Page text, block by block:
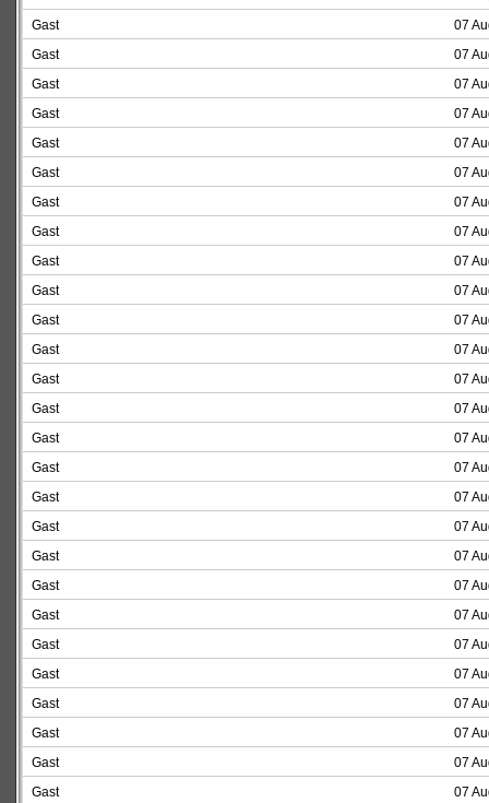
Gast
07
Gast
07
Gast
07
Gast
07
Gast
07
Gast
07
Gast
07
Gast
07
Gast
07
Gast
07
Gast
07
Gast
07
Gast
07
Gast
07
Gast
07
Gast
07
Gast
07
Gast
07
Gast
07
Gast
07
Gast
07
Gast
07
Gast
07
Gast
07
Gast
07
Gast
07
Gast
07